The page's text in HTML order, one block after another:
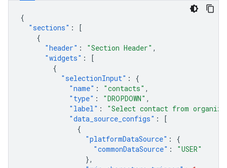
{
"sections" :
[
{
"header" : "Section Header" ,
"widgets" :
[
{
"selectionInput" :
{
"name" : "contacts" ,
"type" : "DROPDOWN" ,
"label" :
"Select contact from
"data_source_configs" :
[
{
"platformDataSource" :
{
"commonDataSource" :
"USER"
},